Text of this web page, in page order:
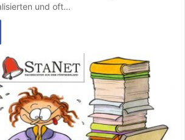
und oft…